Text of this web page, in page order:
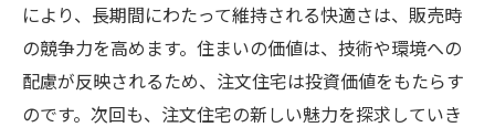
により、長期間にわたって維持される快適さは、販売時
の競争力を高めます。住まいの価値は、技術や環境への
配慮が反映されるため、注文住宅は投資価値をもたらす
のです。次回も、注文住宅の新しい魅力を探求していき